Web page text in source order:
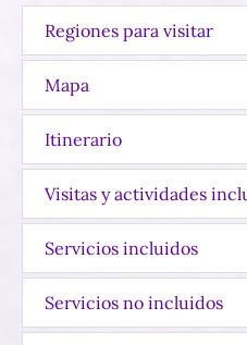
Regiones para visitar
Mapa
Itinerario
Visitas y actividades
Servicios incluidos
Servicios no incluidos